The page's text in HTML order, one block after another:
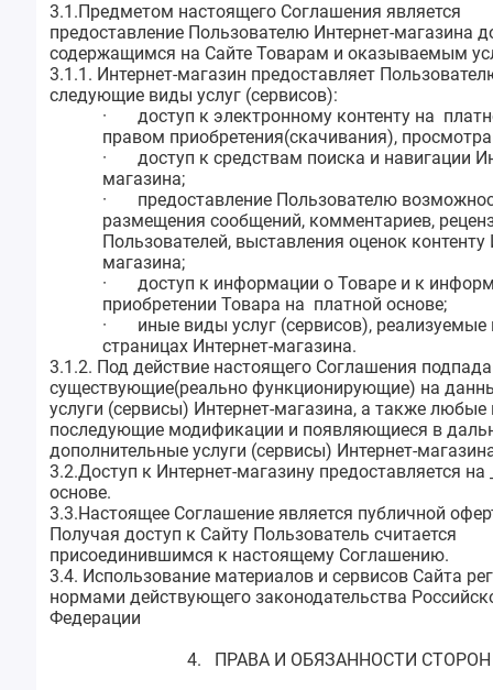
3.1.Предметом настоящего Соглашения является
предоставление Пользователю Интернет-магазина
содержащимся на Сайте Товарам и оказываемым
3.1.1. Интернет-магазин предоставляет
следующие виды услуг (сервисов):
· доступ к электронному контенту на
правом приобретения(скачивания), просмотра
· доступ к средствам поиска и навигации
магазина;
· предоставление Пользователю
размещения сообщений, комментариев,
Пользователей, выставления оценок контенту
магазина;
· доступ к информации о Товаре и к
приобретении Товара на платной основе;
· иные виды услуг (сервисов), реализуемые
страницах Интернет-магазина.
3.1.2. Под действие настоящего Соглашения
существующие(реально функционирующие) на
услуги (сервисы) Интернет-магазина, а также любые
последующие модификации и появляющиеся в
дополнительные услуги (сервисы) Интернет-
3.2.Доступ к Интернет-магазину предоставляется на
основе.
3.3.Настоящее Соглашение является публичной
Получая доступ к Сайту Пользователь считается
присоединившимся к настоящему Соглашению.
3.4. Использование материалов и сервисов Сайта
нормами действующего законодательства
Федерации
4. ПРАВА И ОБЯЗАННОСТИ СТОРОН